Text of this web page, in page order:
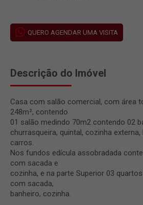
QUERO AGENDAR UMA VISITA
Descrição do Imóvel
Casa com salão comercial, com área
248m², contendo
01 salão medindo 70m2 contendo 02
churrasqueira, quintal, cozinha
carros.
Nos fundos edícula assobradada
com sacada e
cozinha, e na parte Superior 03
com sacada,
banheiro, cozinha.